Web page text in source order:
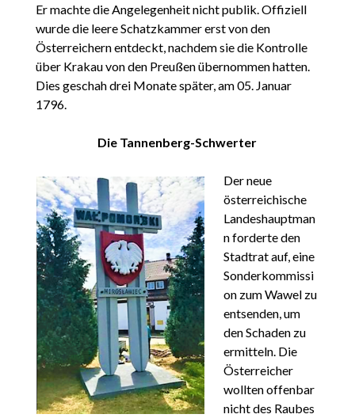
Er machte die Angelegenheit nicht publik. Offiziell
wurde die leere Schatzkammer erst von den
Österreichern entdeckt, nachdem sie die Kontrolle
über Krakau von den Preußen übernommen hatten.
Dies geschah drei Monate später, am 05. Januar
1796.
Die Tannenberg-Schwerter
Der neue
österreichische
Landeshauptman
n forderte den
Stadtrat auf, eine
Sonderkommissi
on zum Wawel zu
entsenden, um
den Schaden zu
ermitteln. Die
Österreicher
wollten offenbar
nicht des Raubes